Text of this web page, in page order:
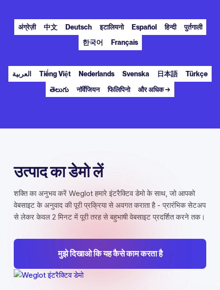
अंग्रेज़ी 中文 Deutsch इटालियनो Español हिन्दी
पुर्तगाली
한국어
Français
العربية Tiếng Việt Nederlands Svenska 日本語
Türkçe
తెలుగు
नॉर्वेजियन फिलिपिनो और अधिक →
उत्पाद का डेमो लें
शक्ति का अनुभव करें Weglot हमारे इंटरैक्टिव डेमो के साथ, जो आपको
वेबसाइट के अनुवाद की पूरी प्रक्रिया से अवगत कराता है - प्रारंभिक सेटअप
से लेकर केवल 2 मिनट में पूरी तरह से बहुभाषी वेबसाइट प्रदर्शित करने तक।
मुझे दिखाओ कि यह कैसे काम करता है